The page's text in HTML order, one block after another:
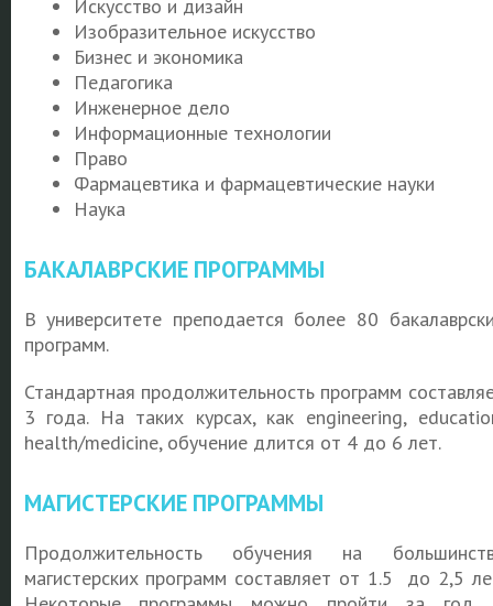
Искусство и дизайн
Изобразительное искусство
Бизнес и экономика
Педагогика
Инженерное дело
Информационные технологии
Право
Фармацевтика и фармацевтические науки
Наука
БАКАЛАВРСКИЕ ПРОГРАММЫ
В университете преподается более 80
программ.
Стандартная продолжительность программ
3 года. На таких курсах, как engineering,
health/medicine, обучение длится от 4 до 6 лет.
МАГИСТЕРСКИЕ ПРОГРАММЫ
Продолжительность обучения на
магистерских программ составляет от 1.5 до 2,5